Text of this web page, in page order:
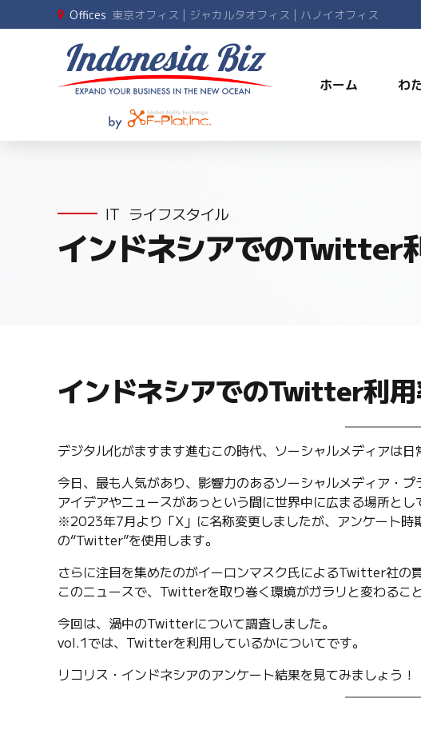
Offices 東京オフィス | ジャカルタオフィス | ハノイオフィス
ホーム わ
IT ライフスタイル
インドネシアでのTwitter
インドネシアでのTwitter利用
デジタル化がますます進むこの時代、ソーシャルメディアは日
今日、最も人気があり、影響力のあるソーシャルメディア・
アイデアやニュースがあっという間に世界中に広まる場所とし
※2023年7月より「X」に名称変更しましたが、アンケート
の“Twitter”を使用します。
さらに注目を集めたのがイーロンマスク氏によるTwitter社の買
このニュースで、Twitterを取り巻く環境がガラリと変わるこ
今回は、渦中のTwitterについて調査しました。
vol.1では、Twitterを利用しているかについてです。
リコリス・インドネシアのアンケート結果を見てみましょう！